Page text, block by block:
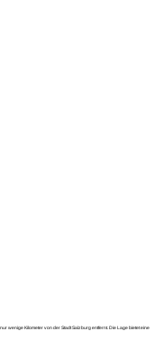
wenige Kilometer von der Stadt Salzburg entfernt. Die Lage bietet eine